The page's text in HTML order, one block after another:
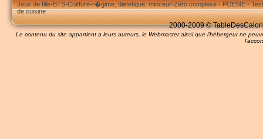
Jeux de fille-BTS-Coiffure-r�gime, dietetique, minceur-Zéro complexe-POEME-
de cuisine
2000-2009 ©
Le contenu du site appartient a leurs auteurs, le Webmaster ainsi que l'hébergeur ne